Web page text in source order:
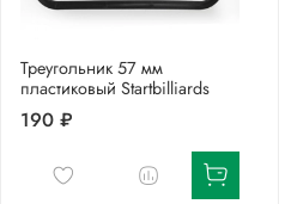
Треугольник 57 мм
пластиковый Startbilliards
190 ₽